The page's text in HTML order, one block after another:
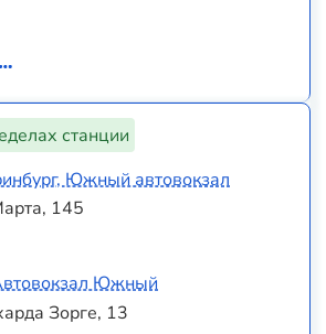
станции
Южный автовокзал
145
Южный
Зорге, 13